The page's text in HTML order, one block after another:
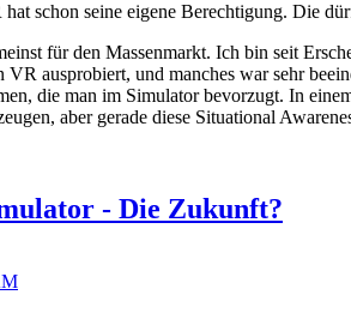
schon seine eigene Berechtigung. Die
für den Massenmarkt. Ich bin seit
ausprobiert, und manches war sehr
die man im Simulator bevorzugt. In
aber gerade diese Situational
- Die Zukunft?